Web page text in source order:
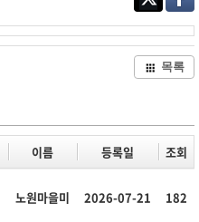
Twitter
목록
이름 등록일
조회
노원마을미 2026-07-21 182